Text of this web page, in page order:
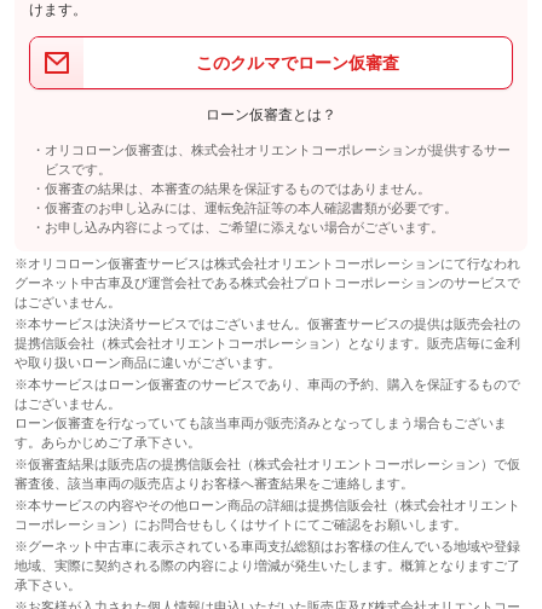
保証
修理回数・
上限金額
免責金 無し
保証修理受
付先
-
ロードサー
ビスの有無
このパックの見積もり依頼（無料）
れ、さらに万一、交換や修理が発生した際も工賃が割安になり、
負担が軽減されます！
保証 基本支払総額と同じ
保証項目 -
修理回数・
免責金 -
保証修理受
付先
-
ロードサー
ビスの有無
-
このパックの見積もり依頼（無料）
パック内容
オススメ！今話題沸騰中のドライブレコーダーの格安パック！取
く、飛び込みでのお取付けも承ります！是非是非ご相談下さい！
備考 －
保証 基本支払総額と同じ
修理回数・
上限金額
免責金 -
保証修理受
付先
ロードサー
ビスの有無
-
このパックの見積もり依頼（無料）
けます。
このクルマでローン仮審査
ローン仮審査とは？
オリコローン仮審査は、株式会社オリエントコーポレーションが提供するサー
ビスです。
仮審査の結果は、本審査の結果を保証するものではありません。
仮審査のお申し込みには、運転免許証等の本人確認書類が必要です。
お申し込み内容によっては、ご希望に添えない場合がございます。
※オリコローン仮審査サービスは株式会社オリエントコーポレーションにて行なわれ
グーネット中古車及び運営会社である株式会社プロトコーポレーションのサービスで
はございません。
※本サービスは決済サービスではございません。仮審査サービスの提供は販売会社の
提携信販会社（株式会社オリエントコーポレーション）となります。販売店毎に金利
や取り扱いローン商品に違いがございます。
※本サービスはローン仮審査のサービスであり、車両の予約、購入を保証するもので
はございません。
ローン仮審査を行なっていても該当車両が販売済みとなってしまう場合もございま
す。あらかじめご了承下さい。
※仮審査結果は販売店の提携信販会社（株式会社オリエントコーポレーション）で仮
審査後、該当車両の販売店よりお客様へ審査結果をご連絡します。
※本サービスの内容やその他ローン商品の詳細は提携信販会社（株式会社オリエント
コーポレーション）にお問合せもしくはサイトにてご確認をお願いします。
※グーネット中古車に表示されている車両支払総額はお客様の住んでいる地域や登録
地域、実際に契約される際の内容により増減が発生いたします。概算となりますご了
承下さい。